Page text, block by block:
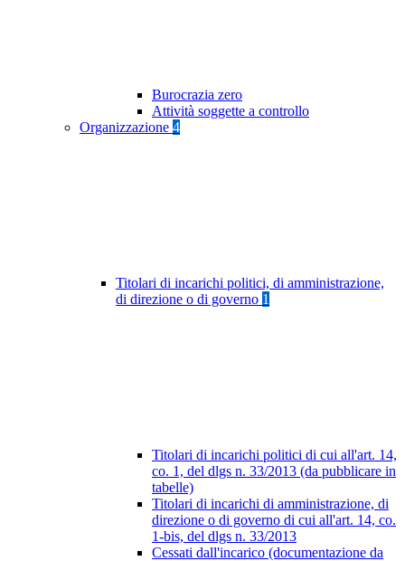
Burocrazia zero
Attività soggette a controllo
Organizzazione 4
Titolari di incarichi politici, di amministrazione,
di direzione o di governo 1
Titolari di incarichi politici di cui all'art. 14,
co. 1, del dlgs n. 33/2013 (da pubblicare in
tabelle)
Titolari di incarichi di amministrazione, di
direzione o di governo di cui all'art. 14, co.
1-bis, del dlgs n. 33/2013
Cessati dall'incarico (documentazione da